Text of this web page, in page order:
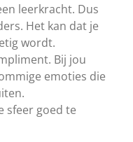
leerkracht. Dus
Het kan dat je
wordt.
Bij jou
emoties die
sfeer goed te